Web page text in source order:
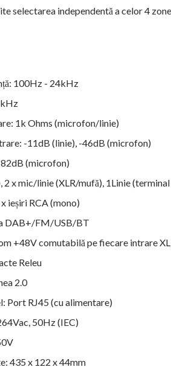
selectarea independentă a celor 4
100Hz - 24kHz
1k Ohms (microfon/linie)
-11dB (linie), -46dB (microfon)
(microfon)
2 x mic/linie (XLR/mufă), 1Linie
ieșiri RCA (mono)
DAB+/FM/USB/BT
+48V comutabilă pe fiecare intrare
Releu
2.0
Port RJ45 (cu alimentare)
50Hz (IEC)
435 x 122 x 44mm